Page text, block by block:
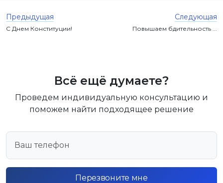
Предыдущая
С Днем Конституции!
Следующая
Повышаем бдительность ...
Всё ещё думаете?
Проведем индивидуальную консультацию и
поможем найти подходящее решение
Перезвоните мне